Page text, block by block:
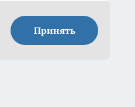
Принять